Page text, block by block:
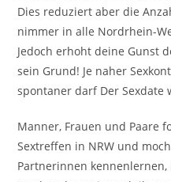
Dies reduziert aber die
nimmer in alle Nordrhein-
Jedoch erhoht deine Gunst
sein Grund! Je naher
spontaner darf Der Sexdate
Manner, Frauen und Paare
Sextreffen in NRW und
Partnerinnen